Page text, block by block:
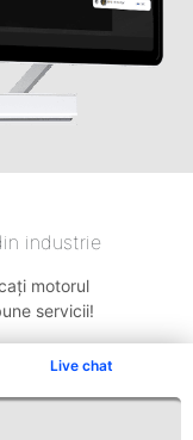
Live chat
industrie
motorul
servicii!